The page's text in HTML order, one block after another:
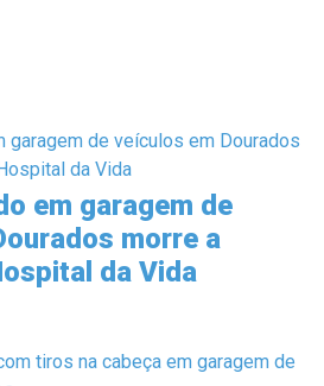
em garagem de
morre a
da Vida